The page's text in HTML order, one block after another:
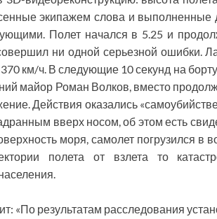
экипажем слова и выполненные
Полет начался в 5.25 и
ни одной серьезной ошибки.
км/ч. В следующие 10 секунд на
майор Роман Волков, вместо
Действия оказались
вверх носом, об этом есть
моря, самолет погрузился в
полета от взлета то
«По результатам расследования